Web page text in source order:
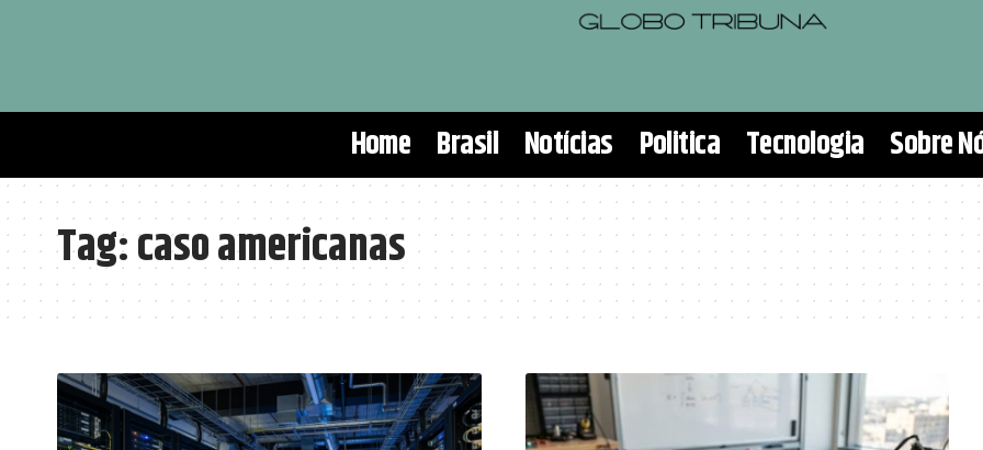
Home Brasil Notícias Politica Tecnologia Sobre
Tag:caso americanas